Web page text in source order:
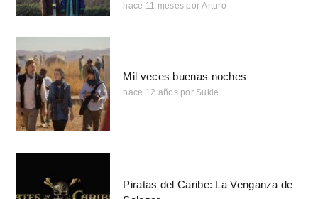
hace 11 meses por Arturo
Mil veces buenas noches
hace 12 años por Sukie
Piratas del Caribe: La Venganza de